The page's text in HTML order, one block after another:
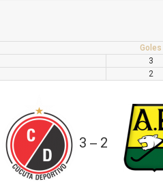
Goles
3
2
3 — 2